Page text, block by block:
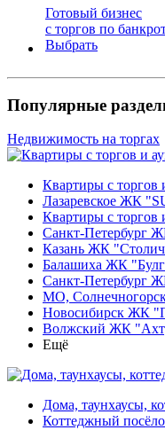
Готовый бизнес
с торгов по
Выбрать
Популярные
Недвижимость на торгах
Квартиры с торгов
Лазаревское ЖК
Квартиры с торгов
Санкт-Петербург
Казань ЖК
Балашиха ЖК
Санкт-Петербург
МО,
Новосибирск ЖК
Волжский ЖК
Ещё
Дома, таунхаусы,
Коттеджный